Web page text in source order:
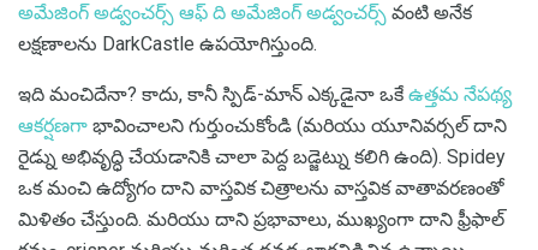
అమేజింగ్ అడ్వంచర్స్ ఆఫ్ ది అమేజింగ్ అడ్వంచర్స్ వంటి అనేక
లక్షణాలను DarkCastle ఉపయోగిస్తుంది.
ఇది మంచిదేనా? కాదు, కానీ స్పిడ్-మాన్ ఎక్కడైనా ఒకేఉత్తమ నేపథ్య
ఆకర్షణగా భావించాలని గుర్తుంచుకోండి (మరియు యూనివర్సల్ దాని
రైడ్ను అభివృద్ధి చేయడానికి చాలా పెద్ద బడ్జెట్ను కలిగి ఉంది). Spidey
ఒక మంచి ఉద్యోగం దాని వాస్తవిక చిత్రాలను వాస్తవిక వాతావరణంతో
మిళితం చేస్తుంది. మరియు దాని ప్రభావాలు, ముఖ్యంగా దాని ఫ్రీఫాల్